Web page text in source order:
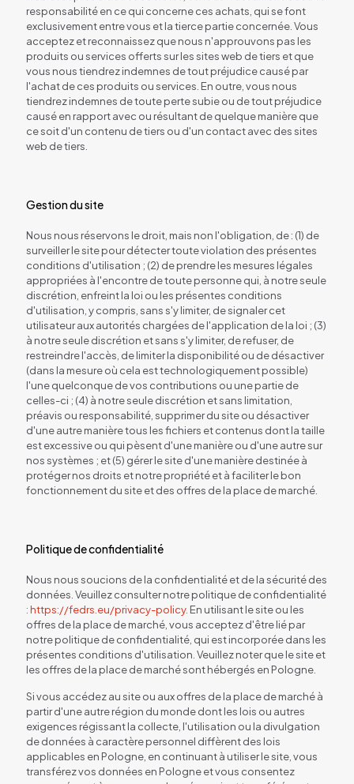
responsabilité en ce qui concerne ces achats, qui se font
exclusivement entre vous et la tierce partie concernée. Vous
acceptez et reconnaissez que nous n'approuvons pas les
produits ou services offerts sur les sites web de tiers et que
vous nous tiendrez indemnes de tout préjudice causé par
l'achat de ces produits ou services. En outre, vous nous
tiendrez indemnes de toute perte subie ou de tout préjudice
causé en rapport avec ou résultant de quelque manière que
ce soit d'un contenu de tiers ou d'un contact avec des sites
web de tiers.
Gestion du site
Nous nous réservons le droit, mais non l'obligation, de : (1) de
surveiller le site pour détecter toute violation des présentes
conditions d'utilisation ; (2) de prendre les mesures légales
appropriées à l'encontre de toute personne qui, à notre seule
discrétion, enfreint la loi ou les présentes conditions
d'utilisation, y compris, sans s'y limiter, de signaler cet
utilisateur aux autorités chargées de l'application de la loi ; (3)
à notre seule discrétion et sans s'y limiter, de refuser, de
restreindre l'accès, de limiter la disponibilité ou de désactiver
(dans la mesure où cela est technologiquement possible)
l'une quelconque de vos contributions ou une partie de
celles-ci ; (4) à notre seule discrétion et sans limitation,
préavis ou responsabilité, supprimer du site ou désactiver
d'une autre manière tous les fichiers et contenus dont la taille
est excessive ou qui pèsent d'une manière ou d'une autre sur
nos systèmes ; et (5) gérer le site d'une manière destinée à
protéger nos droits et notre propriété et à faciliter le bon
fonctionnement du site et des offres de la place de marché.
Politique de confidentialité
Nous nous soucions de la confidentialité et de la sécurité des
données. Veuillez consulter notre politique de confidentialité
: https://fedrs.eu/privacy-policy. En utilisant le site ou les
offres de la place de marché, vous acceptez d'être lié par
notre politique de confidentialité, qui est incorporée dans les
présentes conditions d'utilisation. Veuillez noter que le site et
les offres de la place de marché sont hébergés en Pologne.
Si vous accédez au site ou aux offres de la place de marché à
partir d'une autre région du monde dont les lois ou autres
exigences régissant la collecte, l'utilisation ou la divulgation
de données à caractère personnel diffèrent des lois
applicables en Pologne, en continuant à utiliser le site, vous
transférez vos données en Pologne et vous consentez